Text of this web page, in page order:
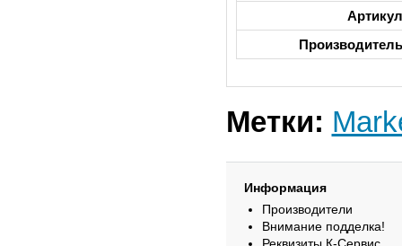
Артикул
Производитель
Метки:
Информация
Производители
Внимание подделка!